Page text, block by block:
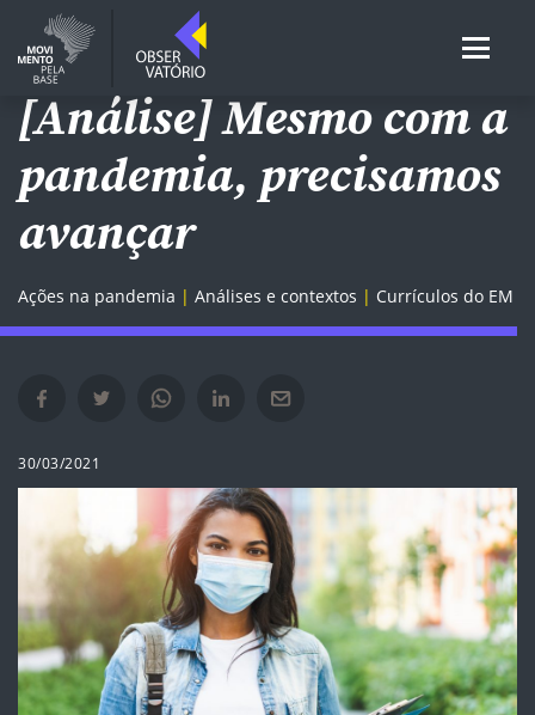
ENSINO MÉDIO
[Análise] Mesmo com a
pandemia, precisamos
avançar
Ações na pandemia Análises e contextos Currículos do EM
Compartilhar no Facebook em nova janela
Compartilhar no Twitter em nova janela
Compartilhar no Whatsapp em nova janela
Compartilhar no Linkedin em nova janela
Compartilhar por e-mail em nova janela
30/03/2021